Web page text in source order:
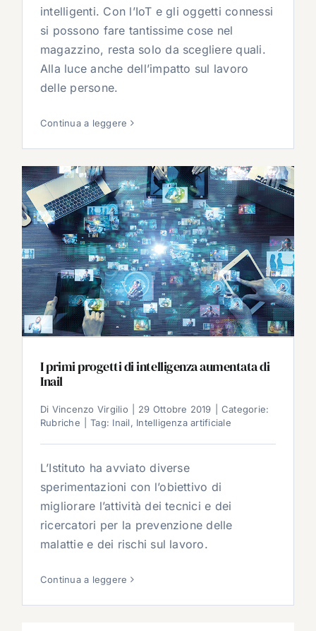
intelligenti. Con l’IoT e gli oggetti connessi
si possono fare tantissime cose nel
magazzino, resta solo da scegliere quali.
Alla luce anche dell’impatto sul lavoro
delle persone.
Continua a leggere
I primi progetti di intelligenza aumentata di
Inail
Di Vincenzo Virgilio 29 Ottobre 2019
Categorie:
Rubriche
Tag: Inail, Intelligenza artificiale
L’Istituto ha avviato diverse
sperimentazioni con l’obiettivo di
migliorare l’attività dei tecnici e dei
ricercatori per la prevenzione delle
malattie e dei rischi sul lavoro.
Continua a leggere